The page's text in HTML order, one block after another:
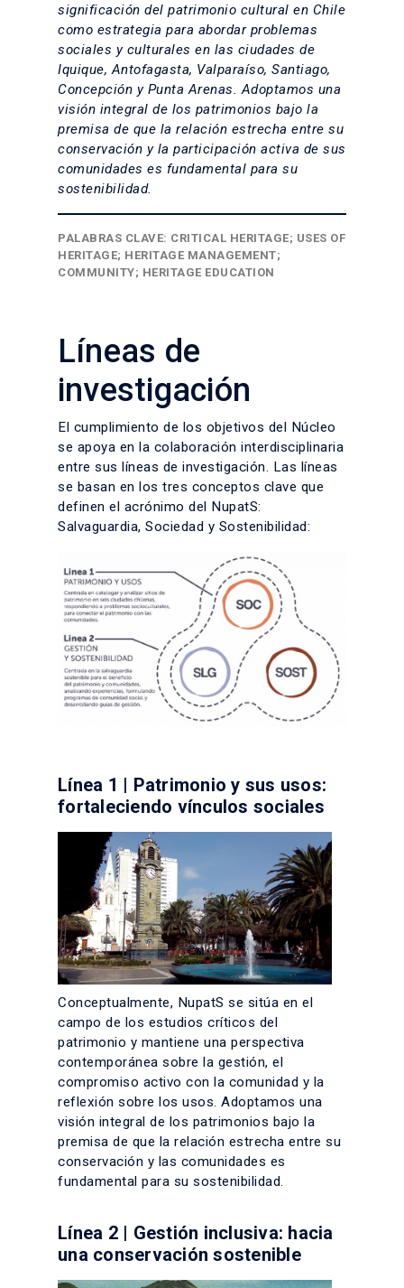
significación del patrimonio cultural en Chile
como estrategia para abordar problemas
sociales y culturales en las ciudades de
Iquique, Antofagasta, Valparaíso, Santiago,
Concepción y Punta Arenas. Adoptamos una
visión integral de los patrimonios bajo la
premisa de que la relación estrecha entre su
conservación y la participación activa de sus
comunidades es fundamental para su
sostenibilidad.
PALABRAS CLAVE: CRITICAL HERITAGE; USES OF
HERITAGE; HERITAGE MANAGEMENT;
COMMUNITY; HERITAGE EDUCATION
Líneas de
investigación
El cumplimiento de los objetivos del Núcleo
se apoya en la colaboración interdisciplinaria
entre sus líneas de investigación. Las líneas
se basan en los tres conceptos clave que
definen el acrónimo del NupatS:
Salvaguardia, Sociedad y Sostenibilidad:
Línea 1 | Patrimonio y sus usos:
fortaleciendo vínculos sociales
Conceptualmente, NupatS se sitúa en el
campo de los estudios críticos del
patrimonio y mantiene una perspectiva
contemporánea sobre la gestión, el
compromiso activo con la comunidad y la
reflexión sobre los usos. Adoptamos una
visión integral de los patrimonios bajo la
premisa de que la relación estrecha entre su
conservación y las comunidades es
fundamental para su sostenibilidad.
Línea 2 | Gestión inclusiva: hacia
una conservación sostenible